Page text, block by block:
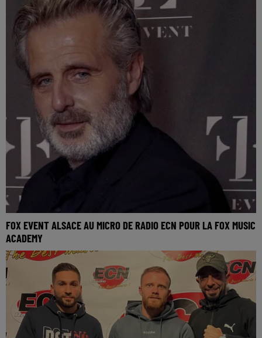
FOX EVENT ALSACE AU MICRO DE RADIO ECN POUR LA FOX MUSIC
ACADEMY